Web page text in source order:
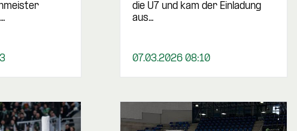
die U7 und kam der Einladung
aus…
07.03.2026 08:10